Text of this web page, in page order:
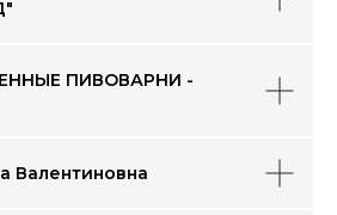
ПИВОВАРНИ -
Валентиновна